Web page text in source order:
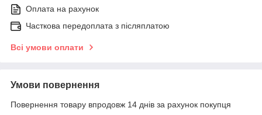
Оплата на рахунок
Часткова передоплата з післяплатою
Всі умови оплати
Умови повернення
Повернення товару впродовж 14 днів за рахунок покупця